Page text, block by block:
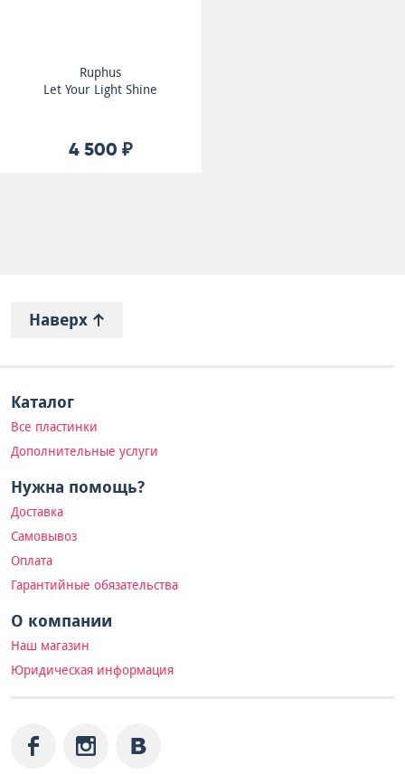
Ruphus
Let Your Light Shine
4 500 ₽
Наверх
Каталог
Все пластинки
Дополнительные услуги
Нужна помощь?
Доставка
Самовывоз
Оплата
Гарантийные обязательства
О компании
Наш магазин
Юридическая информация